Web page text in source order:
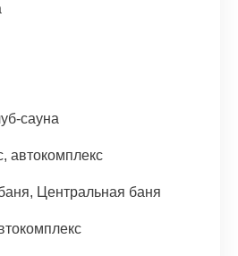
сауна
автокомплекс
Центральная баня